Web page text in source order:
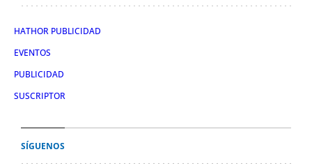
HATHOR PUBLICIDAD
EVENTOS
PUBLICIDAD
SUSCRIPTOR
SÍGUENOS